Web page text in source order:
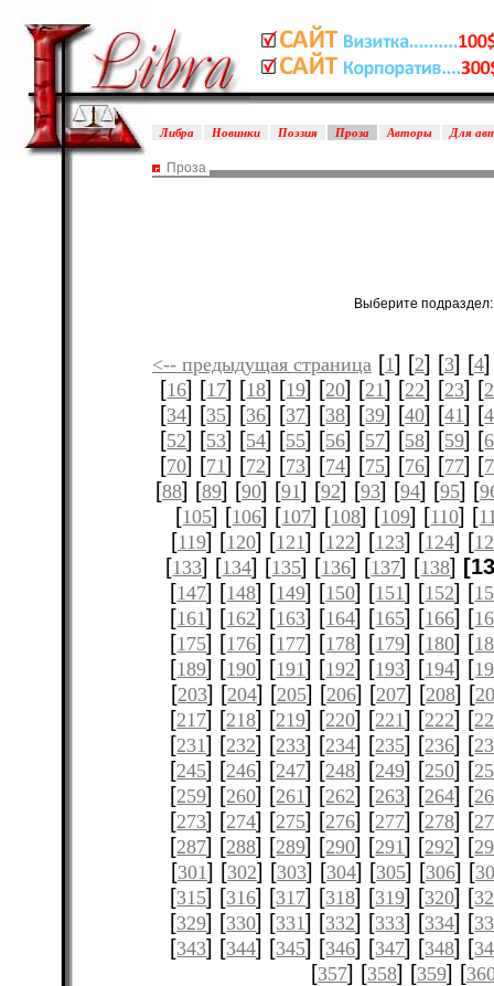
Либра Новинки Поэзия Проза Авторы Для
Проза
Выберите
<-- предыдущая страница [1] [2] [3] [4
[16] [17] [18] [19] [20] [21] [22] [23] [
[34] [35] [36] [37] [38] [39] [40] [41] [
[52] [53] [54] [55] [56] [57] [58] [59] [
[70] [71] [72] [73] [74] [75] [76] [77] [
[88] [89] [90] [91] [92] [93] [94] [95] [
[105] [106] [107] [108] [109] [110] [
[119] [120] [121] [122] [123] [124] [
[133] [134] [135] [136] [137] [138]
[147] [148] [149] [150] [151] [152] [
[161] [162] [163] [164] [165] [166] [
[175] [176] [177] [178] [179] [180] [
[189] [190] [191] [192] [193] [194] [
[203] [204] [205] [206] [207] [208] [
[217] [218] [219] [220] [221] [222] [
[231] [232] [233] [234] [235] [236] [
[245] [246] [247] [248] [249] [250] [
[259] [260] [261] [262] [263] [264] [
[273] [274] [275] [276] [277] [278] [
[287] [288] [289] [290] [291] [292] [
[301] [302] [303] [304] [305] [306] [
[315] [316] [317] [318] [319] [320] [
[329] [330] [331] [332] [333] [334] [
[343] [344] [345] [346] [347] [348] [
[357] [358] [359] [